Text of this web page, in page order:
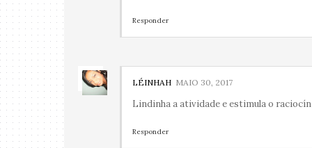
Responder
LÉINHAH MAIO 30, 2017
Lindinha a atividade e estimula o
Responder